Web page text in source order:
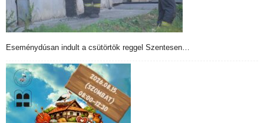
Eseménydúsan indult a csütörtök reggel Szentesen…